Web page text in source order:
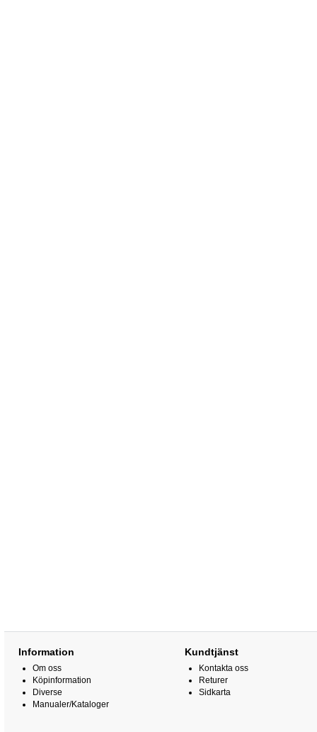
Information
Om oss
Köpinformation
Diverse
Manualer/Kataloger
Kundtjänst
Kontakta oss
Returer
Sidkarta